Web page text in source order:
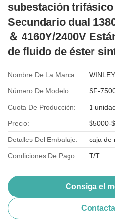
subestación trifásico
Secundario dual
＆ 4160Y/2400V
de fluido de éster
Nombre De La Marca: WINLEY
Número De Modelo: SF-
Cuota De Producción: 1 unidad
Precio: $5000-
Detalles Del Embalaje: caja de
Condiciones De Pago: T/T
Consiga el